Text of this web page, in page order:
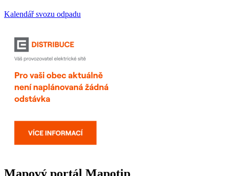
Kalendář svozu odpadu